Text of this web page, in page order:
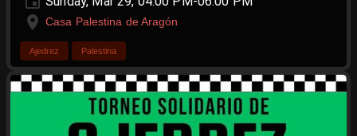
Casa Palestina de Aragón
Ajedrez Palestina